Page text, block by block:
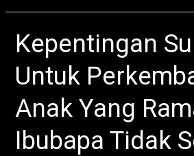
Kepentingan
Untuk
Anak Yang
Ibubapa Tidak
Kepentingan
Sukan
Untuk
Anak
Yang
Ramai